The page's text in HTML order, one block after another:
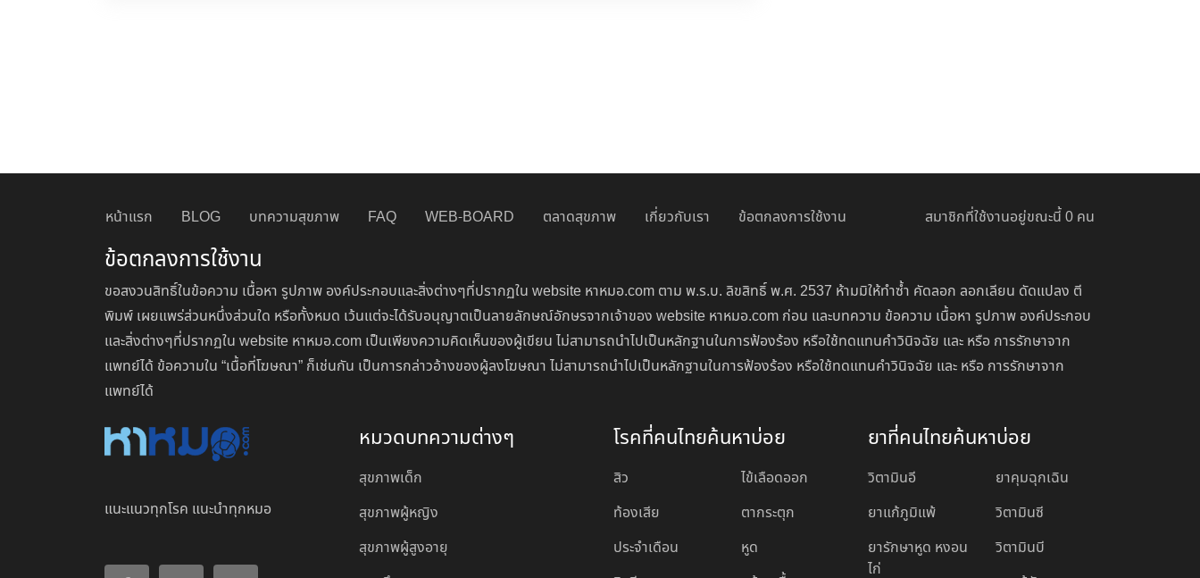
หน้าแรก BLOG บทความสุขภาพ FAQ WEB-BOARD ตลาดสุขภาพ เกี่ยวกับเรา ข้อตกลงการใช้งาน สมาชิกที่ใช้งานอยู่ขณะนี้ 0 คน
ข้อตกลงการใช้งาน
ขอสงวนสิทธิ์ในข้อความ เนื้อหา รูปภาพ องค์ประกอบและสิ่งต่างๆที่ปรากฏใน website หาหมอ.com ตาม พ.ร.บ. ลิขสิทธิ์ พ.ศ. 2537 ห้ามมิให้ทำซ้ำ คัดลอก ลอกเลียน ดัดแปลง ตี
พิมพ์ เผยแพร่ส่วนหนึ่งส่วนใด หรือทั้งหมด เว้นแต่จะได้รับอนุญาตเป็นลายลักษณ์อักษรจากเจ้าของ website หาหมอ.com ก่อน และบทความ ข้อความ เนื้อหา รูปภาพ องค์ประกอบ
และสิ่งต่างๆที่ปรากฏใน website หาหมอ.com เป็นเพียงความคิดเห็นของผู้เขียน ไม่สามารถนำไปเป็นหลักฐานในการฟ้องร้อง หรือใช้ทดแทนคำวินิจฉัย และ หรือ การรักษาจาก
แพทย์ได้ ข้อความใน “เนื้อที่โฆษณา” ก็เช่นกัน เป็นการกล่าวอ้างของผู้ลงโฆษณา ไม่สามารถนำไปเป็นหลักฐานในการฟ้องร้อง หรือใช้ทดแทนคำวินิจฉัย และ หรือ การรักษาจาก
แพทย์ได้
แนะแนวทุกโรค แนะนำทุกหมอ
หมวดบทความต่างๆ
สุขภาพเด็ก
สุขภาพผู้หญิง
สุขภาพผู้สูงอายุ
โรคที่คนไทยค้นหาบ่อย ยาที่คนไทยค้นหาบ่อย
สิว
ท้องเสีย
ประจำเดือน
ไข้เลือดออก
ตากระตุก
หูด
วิตามินอี
ยาแก้ภูมิแพ้
ยารักษาหูด หงอน
ไก่
ยาคุมฉุกเฉิน
วิตามินซี
วิตามินบี